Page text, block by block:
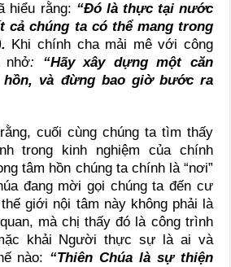
hiểu rằng: “Đó là thực tại nước
cả chúng ta có thể mang trong
Khi chính cha mải mê với công
nhở: “Hãy xây dựng một căn
hồn, và đừng bao giờ bước ra
cuối cùng chúng ta tìm thấy
trong kinh nghiệm của chính
tâm hồn chúng ta chính là “nơi”
đang mời gọi chúng ta đến cư
giới nội tâm này không phải là
mà chị thấy đó là công trình
khải Người thực sự là ai và
nào: “Thiên Chúa là sự thiện